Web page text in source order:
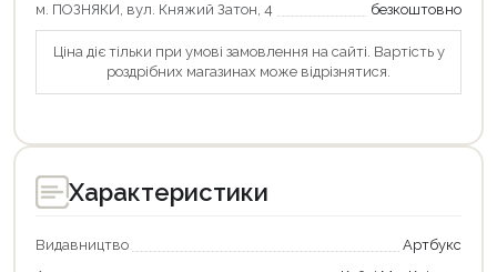
м. ПОЗНЯКИ, вул. Княжий Затон, 4
безкоштовно
Ціна діє тільки при умові замовлення на сайті. Вартість у
роздрібних магазинах може відрізнятися.
Характеристики
Видавництво
Артбукс